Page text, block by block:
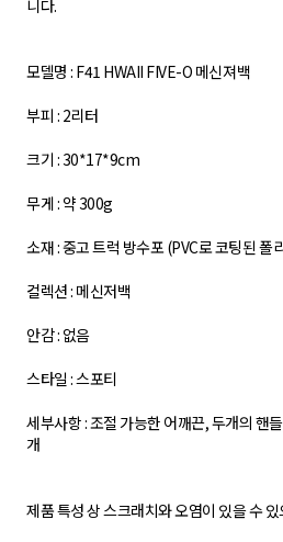
니다.
모델명 : F41 HWAII FIVE-O 메신져백
부피 : 2리터
크기 : 30*17*9cm
무게 : 약 300g
소재 : 중고 트럭 방수포 (PVC로 코팅된 폴
컬렉션 : 메신저백
안감 : 없음
스타일 : 스포티
세부사항 : 조절 가능한 어깨끈, 두개의 핸
개
제품 특성 상 스크래치와 오염이 있을 수